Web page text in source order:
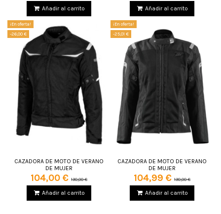
Añadir al carrito Añadir al carrito
¡En oferta!
-26,00 €
CAZADORA DE MOTO DE VERANO
DE MUJER
104,00 € 130,00 €
Añadir al carrito
¡En oferta!
-25,01 €
CAZADORA DE MOTO DE VERANO
DE MUJER
104,99 € 130,00 €
Añadir al carrito